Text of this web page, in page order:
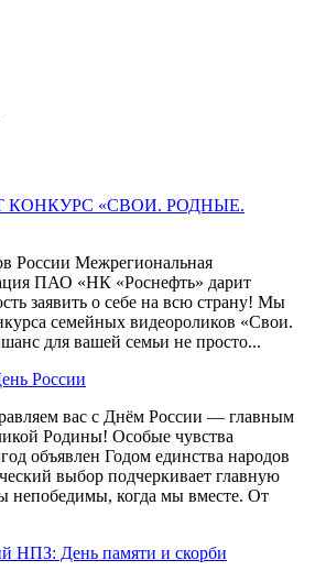
КОНКУРС «СВОИ. РОДНЫЕ.
России Межрегиональная
ПАО «НК «Роснефть» дарит
заявить о себе на всю страну! Мы
семейных видеороликов «Свои.
для вашей семьи не просто...
России
вас с Днём России — главным
Родины! Особые чувства
объявлен Годом единства народов
выбор подчеркивает главную
непобедимы, когда мы вместе. От
НПЗ: День памяти и скорби